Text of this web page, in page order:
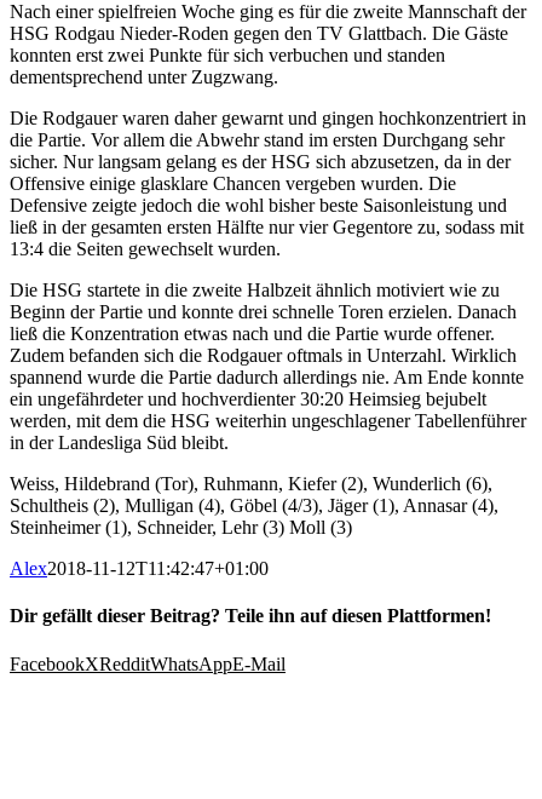
Nach einer spielfreien Woche ging es für die zweite Mannschaft der
HSG Rodgau Nieder-Roden gegen den TV Glattbach. Die Gäste
konnten erst zwei Punkte für sich verbuchen und standen
dementsprechend unter Zugzwang.
Die Rodgauer waren daher gewarnt und gingen hochkonzentriert in
die Partie. Vor allem die Abwehr stand im ersten Durchgang sehr
sicher. Nur langsam gelang es der HSG sich abzusetzen, da in der
Offensive einige glasklare Chancen vergeben wurden. Die
Defensive zeigte jedoch die wohl bisher beste Saisonleistung und
ließ in der gesamten ersten Hälfte nur vier Gegentore zu, sodass mit
13:4 die Seiten gewechselt wurden.
Die HSG startete in die zweite Halbzeit ähnlich motiviert wie zu
Beginn der Partie und konnte drei schnelle Toren erzielen. Danach
ließ die Konzentration etwas nach und die Partie wurde offener.
Zudem befanden sich die Rodgauer oftmals in Unterzahl. Wirklich
spannend wurde die Partie dadurch allerdings nie. Am Ende konnte
ein ungefährdeter und hochverdienter 30:20 Heimsieg bejubelt
werden, mit dem die HSG weiterhin ungeschlagener Tabellenführer
in der Landesliga Süd bleibt.
Weiss, Hildebrand (Tor), Ruhmann, Kiefer (2), Wunderlich (6),
Schultheis (2), Mulligan (4), Göbel (4/3), Jäger (1), Annasar (4),
Steinheimer (1), Schneider, Lehr (3) Moll (3)
Alex2018-11-12T11:42:47+01:00
Dir gefällt dieser Beitrag? Teile ihn auf diesen Plattformen!
FacebookXRedditWhatsAppE-Mail